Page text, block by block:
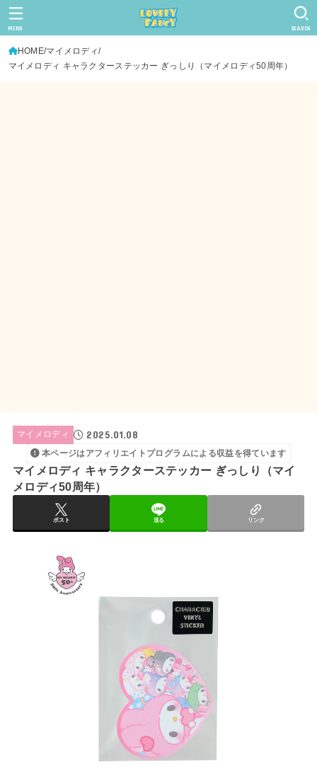
SEARCH
MENU
HOME マイメロディ
マイメロディ キャラクターステッカー ぎっしり（マイメロディ50周年）
マイメロディ 2025.01.08
本ページはアフィリエイトプログラムによる収益を得ています
マイメロディ キャラクターステッカー ぎっしり（マイ
メロディ50周年）
ポスト 送る リンク